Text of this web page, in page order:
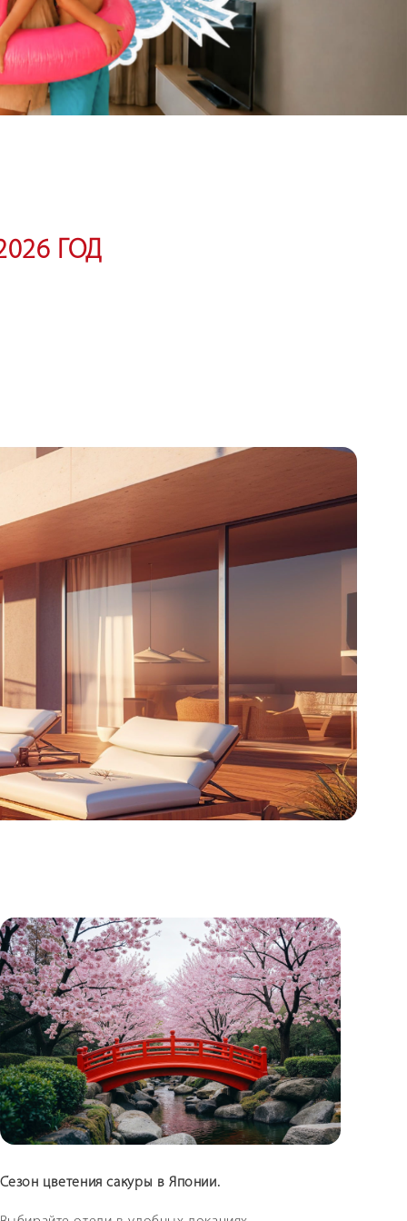
ГОД
Сезон цветения сакуры в Японии.